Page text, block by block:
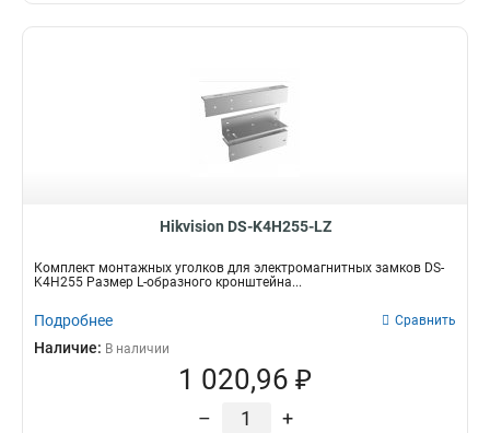
Hikvision DS-K4H255-LZ
Комплект монтажных уголков для электромагнитных замков DS-
K4H255 Размер L-образного кронштейна...
Подробнее Сравнить
Наличие: В наличии
1 020,96 ₽
– +